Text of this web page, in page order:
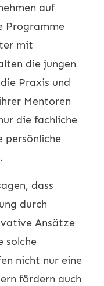
auf
Programme
mit
die jungen
Praxis und
Mentoren
die fachliche
persönliche
dass
durch
Ansätze
solche
nicht nur eine
fördern auch